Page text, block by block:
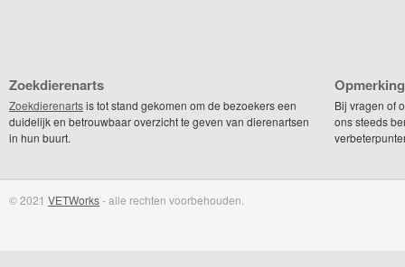
Zoekdierenarts
Zoekdierenartsis tot stand gekomen om de bezoekers een
duidelijk en betrouwbaar overzicht te geven van dierenartsen
in hun buurt.
Bij vragen of
ons steeds
© 2021 VETWorks- alle rechten voorbehouden.